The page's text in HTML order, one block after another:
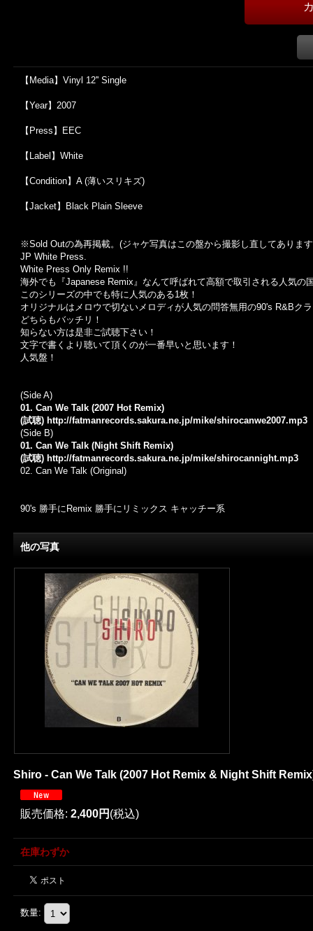
【Media】Vinyl 12'' Single
【Year】2007
【Press】EEC
【Label】White
【Condition】A (薄いスリキズ)
【Jacket】Black Plain Sleeve
※Sold Outの為再掲載。 (ジャケ写真はこの盤から撮影し直してありま
JP White Press.
White Press Only Remix !!
海外でも『Japanese Remix』なんて呼ばれて高額で取引される人気の
このシリーズの中でも特に人気のある1枚！
オリジナルはメロウで切ないメロディが人気の問答無用の90's R&Bク
どちらもバッチリ！
知らない方は是非ご試聴下さい！
文字で書くより聴いて頂くのが一番早いと思います！
人気盤！
(Side A)
01. Can We Talk (2007 Hot Remix)
(試聴) http://fatmanrecords.sakura.ne.jp/mike/shirocanwe2007.mp3
(Side B)
01. Can We Talk (Night Shift Remix)
(試聴) http://fatmanrecords.sakura.ne.jp/mike/shirocannight.mp3
02. Can We Talk (Original)
90's 勝手にRemix 勝手にリミックス キャッチー系
他の写真
Shiro - Can We Talk (2007 Hot Remix & Night Shift
販売価格: 2,400円 (税込)
在庫わずか
数量: